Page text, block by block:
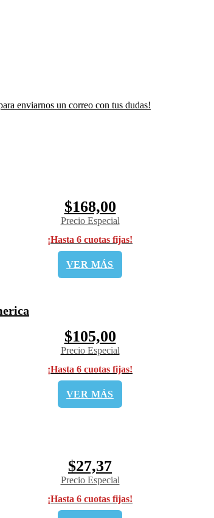
enviarnos un correo con tus dudas!
$168,00
Precio Especial
¡Hasta 6 cuotas fijas!
VER MÁS
$105,00
Precio Especial
¡Hasta 6 cuotas fijas!
VER MÁS
$27,37
Precio Especial
¡Hasta 6 cuotas fijas!